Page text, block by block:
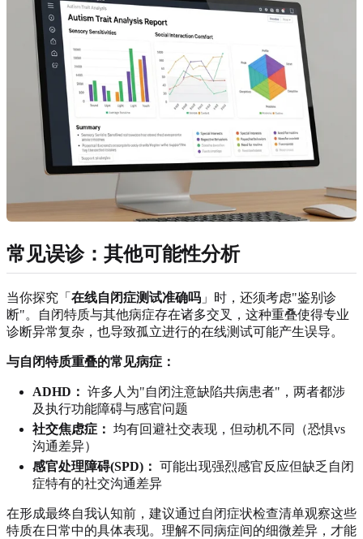
常见误诊：其他可能性分析
当你探究「 在线自闭症测试准确吗 」时，还须考虑"鉴别诊
断"。自闭特质与其他病症存在诸多交叉，这种重叠使得专业
诊断异常复杂，也导致孤立进行的在线测试可能产生误导。
与自闭特质重叠的常见病症：
ADHD： 许多人为"自闭注意缺陷共病患者"，两者都涉
及执行功能障碍与感官问题
社交焦虑症： 均有回避社交表现，但动机不同（恐惧vs
沟通差异）
感官处理障碍(SPD)： 可能出现强烈感官反应但缺乏自闭
症特有的社交沟通差异
在形成最终自我认知前，建议通过自闭症状检查清单观察这些
特质在日常中的具体表现。理解不同病症间的细微差异，才能